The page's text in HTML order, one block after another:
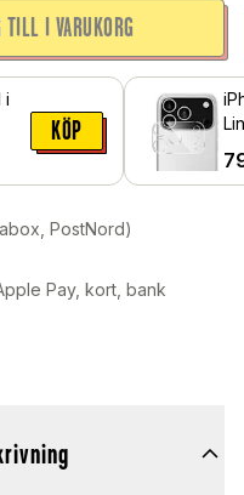
TILL I VARUKORG
i
KÖP
PostNord)
Pay, kort, bank